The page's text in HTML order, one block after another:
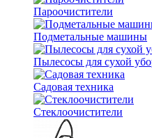
Пароочистители
Подметальные машины
Пылесосы для сухой
Садовая техника
Стеклоочистители